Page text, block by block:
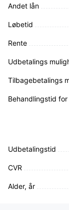
Andet lån
Løbetid
Rente
Udbetalings
Tilbagebetalings
Behandlingstid
Udbetalingstid
CVR
Alder, år